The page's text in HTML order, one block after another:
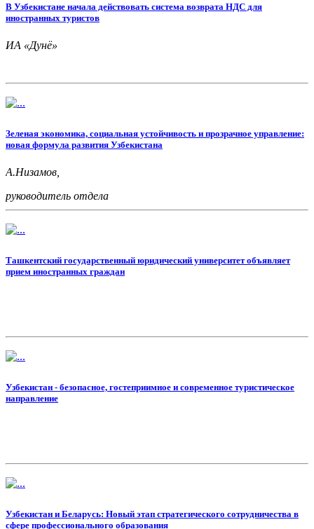
В Узбекистане начала действовать система возврата НДС для
иностранных туристов
ИА «Дунё»
Зеленая экономика, социальная устойчивость и прозрачное управление:
новая формула развития Узбекистана
А.Низамов,
руководитель отдела
исследований при Президенте Республики Узбекистан
С.Сатторов,
ведущий научный сотрудник Института стратегических и
Ташкентский государственный юридический университет объявляет
прием иностранных граждан
Узбекистан - безопасное, гостеприимное и современное туристическое
направление
Узбекистан и Беларусь: Новый этап стратегического сотрудничества в
сфере профессионального образования